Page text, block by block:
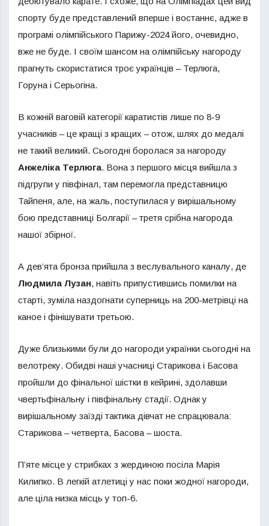
спорту буде представлений вперше і востаннє, адже в
програмі олімпійського Парижу-2024 його, очевидно,
вже не буде. І своїм шансом на олімпійську нагороду
прагнуть скористатися троє українців – Терлюга,
Горуна і Серьогіна.
В кожній ваговій категорії каратистів лише по 8-9
учасників – це кращі з кращих – отож, шлях до медалі
не такий великий. Сьогодні боролася за нагороду
Анжеліка Терлюга. Вона з першого місця вийшла з
підгрупи у півфінал, там перемогла представницю
Тайпеня, але, на жаль, поступилася у вирішальному
бою представниці Болгарії – третя срібна нагорода
нашої збірної.
А дев’ята бронза прийшла з веслувального каналу, де
Людмила Лузан, навіть припустившись помилки на
старті, зуміла наздогнати суперниць на 200-метрівці на
каное і фінішувати третьою.
Дуже близькими були до нагороди українки сьогодні на
велотреку. Обидві наші учасниці Старикова і Басова
пройшли до фінальної шістки в кейрині, здолавши
чвертьфінальну і півфінальну стадії. Однак у
вирішальному заїзді тактика дівчат не спрацювала:
Старикова – четверта, Басова – шоста.
П’яте місце у стрибках з жердиною посіла Марія
Килипко. В легкій атлетиці у нас поки жодної нагороди,
але ціла низка місць у топ-6.